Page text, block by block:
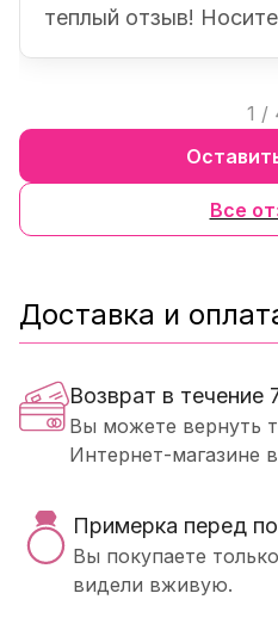
теплый отзыв!
1 /
Все
Доставка и
Возврат в течение
Вы можете вернуть
Интернет-магазине
Примерка перед
Вы покупаете
видели вживую.